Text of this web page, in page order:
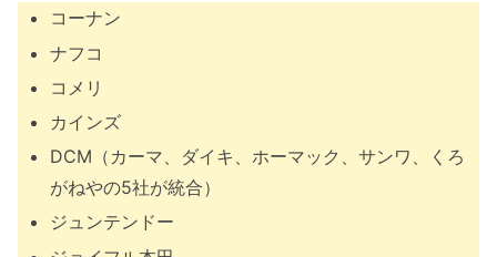
コーナン
ナフコ
コメリ
カインズ
DCM（カーマ、ダイキ、ホーマック、サンワ、くろ
がねやの5社が統合）
ジュンテンドー